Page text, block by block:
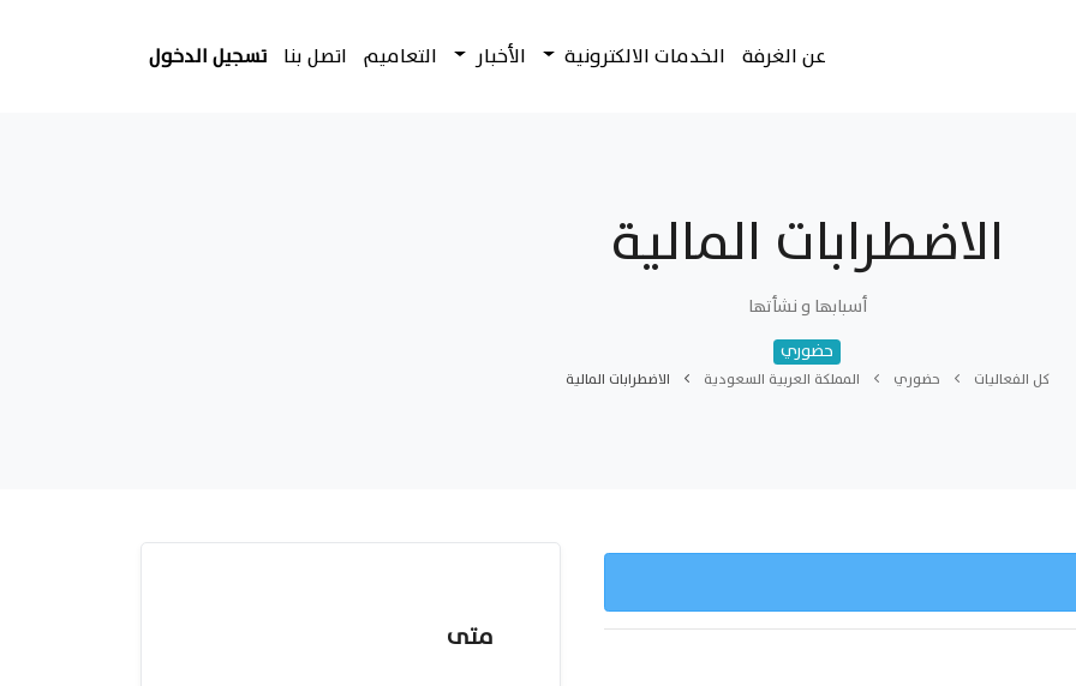
عن الغرفة الخدمات الالكترونية الأخبار التعاميم اتصل بنا تسجيل الدخول
الاضطرابات المالية
أسبابها و نشأتها
حضوري
كل الفعاليات حضوري المملكة العربية السعودية الاضطرابات المالية
متى